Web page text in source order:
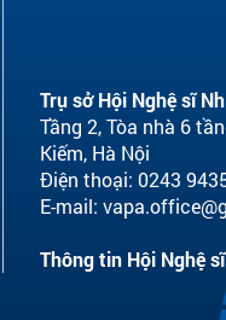
Trụ sở Hội Nghệ sĩ
Tầng 2, Tòa nhà 6
Kiếm, Hà Nội
Điện thoại: 0243
E-mail:
Thông tin Hội Nghệ